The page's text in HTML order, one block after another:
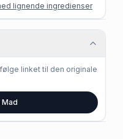
lignende ingredienser
linket til den originale
Mad